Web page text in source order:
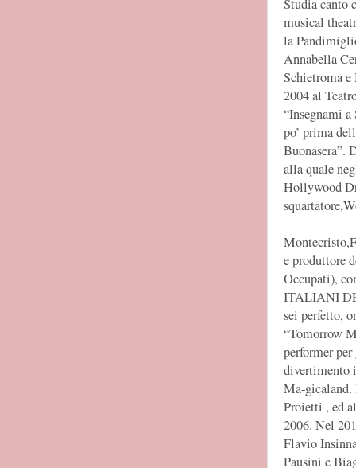
Studia canto
musical
la
Annabella
Schietroma
2004 al
“Insegnami a
po’ prima
Buonasera”.
alla quale
Hollywood
e produttore
Occupati),
ITALIANI
sei perfetto,
“Tomorrow
performer
divertimento
Ma-
Proietti , ed
2006. Nel
Flavio
Pausini e